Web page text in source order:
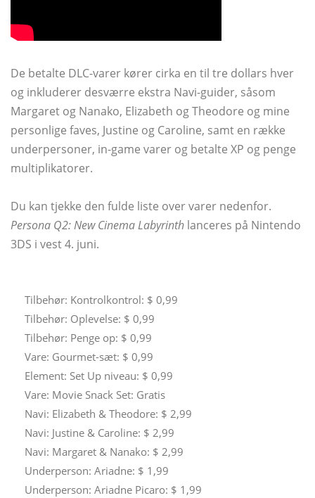
De betalte DLC-varer kører cirka en til tre dollars hver
og inkluderer desværre ekstra Navi-guider, såsom
Margaret og Nanako, Elizabeth og Theodore og mine
personlige faves, Justine og Caroline, samt en række
underpersoner, in-game varer og betalte XP og penge
multiplikatorer.
Du kan tjekke den fulde liste over varer nedenfor.
Persona Q2: New Cinema Labyrinth lanceres på Nintendo
3DS i vest 4. juni.
Tilbehør: Kontrolkontrol: $ 0,99
Tilbehør: Oplevelse: $ 0,99
Tilbehør: Penge op: $ 0,99
Vare: Gourmet-sæt: $ 0,99
Element: Set Up niveau: $ 0,99
Vare: Movie Snack Set: Gratis
Navi: Elizabeth & Theodore: $ 2,99
Navi: Justine & Caroline: $ 2,99
Navi: Margaret & Nanako: $ 2,99
Underperson: Ariadne: $ 1,99
Underperson: Ariadne Picaro: $ 1,99